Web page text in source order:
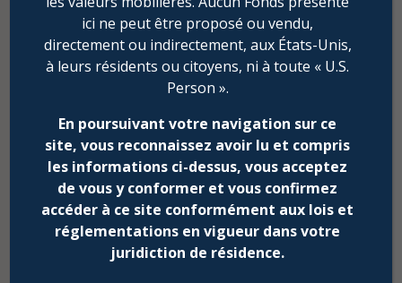
Pour une description détaillée de la mise en
oeuvre de chaque engagement,
télécharger:
DOCUMENTS À TÉLÉCHARGER
POLITIQUE DE VOTE
POLITIQUE D’INVESTISSEMENT RESPONSABLE
RAPPORT D’INVESTISSEMENT RESPONSABLE ESG
ici ne peut être proposé ou vendu,
directement ou indirectement, aux États-Unis,
à leurs résidents ou citoyens, ni à toute « U.S.
Person ».
En poursuivant votre navigation sur ce
site, vous reconnaissez avoir lu et compris
les informations ci-dessus, vous acceptez
de vous y conformer et vous confirmez
accéder à ce site conformément aux lois et
réglementations en vigueur dans votre
juridiction de résidence.